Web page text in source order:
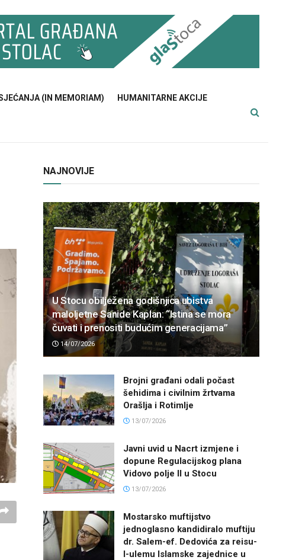
(IN MEMORIAM) HUMANITARNE AKCIJE
NAJNOVIJE
U Stocu obilježena godišnjica ubistva
maloljetne Sanide Kaplan: “Istina se mora
čuvati i prenositi budućim generacijama”
14/07/2026
Brojni građani odali počast
šehidima i civilnim žrtvama
Orašlja i Rotimlje
13/07/2026
Javni uvid u Nacrt izmjene i
dopune Regulacijskog plana
Vidovo polje II u Stocu
13/07/2026
Mostarsko muftijstvo
jednoglasno kandidiralo muftiju
dr. Salem-ef. Dedovića za reisu-
l-ulemu Islamske zajednice u